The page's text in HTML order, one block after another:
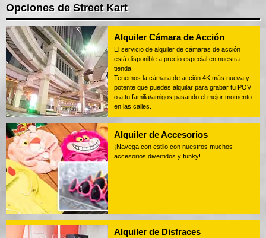
Opciones de Street Kart
Alquiler Cámara de Acción
El servicio de alquiler de cámaras de acción
está disponible a precio especial en nuestra
tienda.
Tenemos la cámara de acción 4K más nueva y
potente que puedes alquilar para grabar tu POV
o a tu familia/amigos pasando el mejor momento
en las calles.
Alquiler de Accesorios
¡Navega con estilo con nuestros muchos
accesorios divertidos y funky!
Alquiler de Disfraces